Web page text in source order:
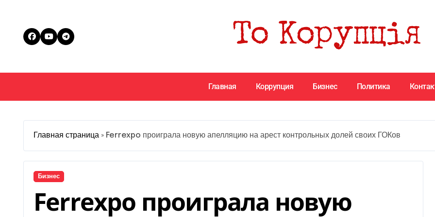
Главная Коррупция Бизнес Политика
Главная страница » Ferrexpo проиграла новую апелляцию на арест контрольных долей своих ГОКов
Бизнес
Ferrexpo проиграла новую